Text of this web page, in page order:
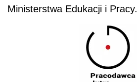
Ministerstwa Edukacji i Pracy.